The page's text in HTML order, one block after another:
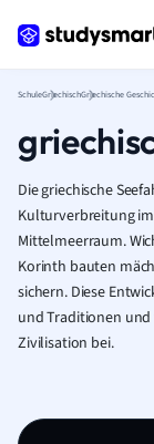
SchuleGriechisch
Die griechische
Kulturverbreitung
Mittelmeerraum.
Korinth bauten
sichern. Diese
und Traditionen
Zivilisation bei.